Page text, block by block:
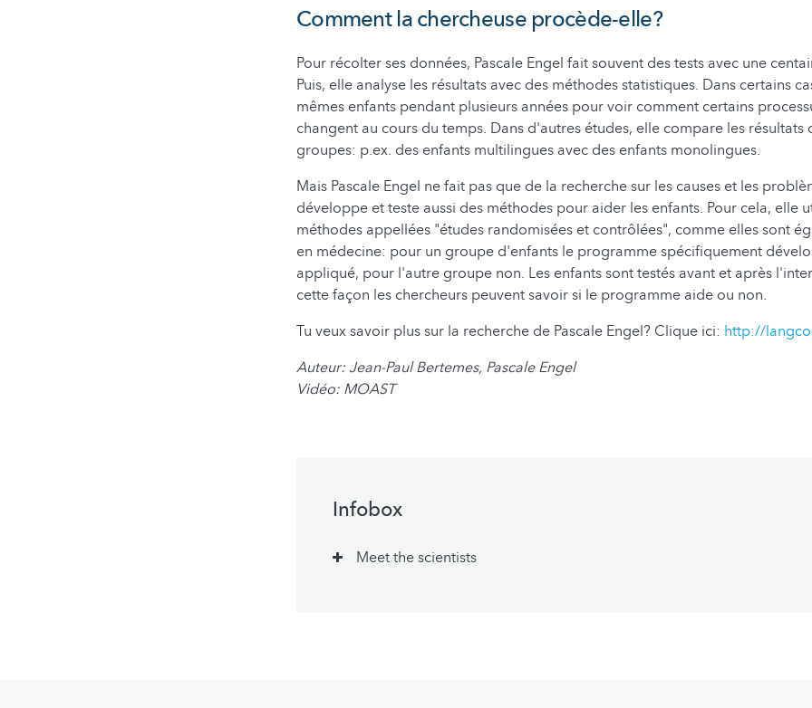
Comment la chercheuse procède-elle?
Pour récolter ses données, Pascale Engel fait souvent des tests avec une
Puis, elle analyse les résultats avec des méthodes statistiques. Dans certains
mêmes enfants pendant plusieurs années pour voir comment certains
changent au cours du temps. Dans d'autres études, elle compare les résultats
groupes: p.ex. des enfants multilingues avec des enfants monolingues.
Mais Pascale Engel ne fait pas que de la recherche sur les causes et les
développe et teste aussi des méthodes pour aider les enfants. Pour cela, elle
méthodes appellées "études randomisées et contrôlées", comme elles sont
en médecine: pour un groupe d'enfants le programme spécifiquement
appliqué, pour l'autre groupe non. Les enfants sont testés avant et après
cette façon les chercheurs peuvent savoir si le programme aide ou non.
Tu veux savoir plus sur la recherche de Pascale Engel? Clique ici: http://
Auteur: Jean-Paul Bertemes, Pascale Engel
Vidéo: MOAST
Infobox
Meet the scientists